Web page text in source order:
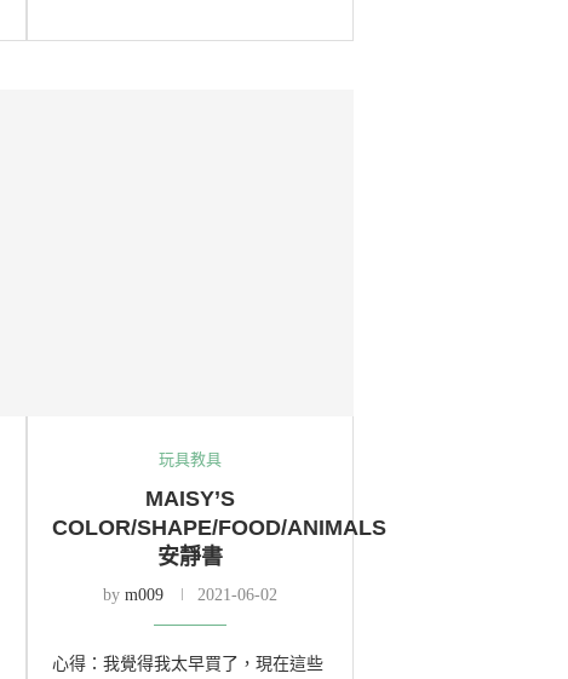
玩具教具
MAISY’S
COLOR/SHAPE/FOOD/ANIMALS
安靜書
by m009 2021-06-02
心得：我覺得我太早買了，現在這些